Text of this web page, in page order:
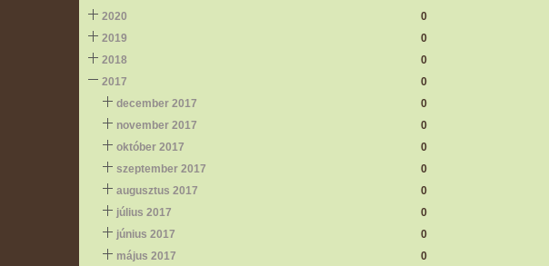
2020
0
2019
0
2018
0
2017
0
december 2017
0
november 2017
0
október 2017
0
szeptember 2017
0
augusztus 2017
0
július 2017
0
június 2017
0
május 2017
0